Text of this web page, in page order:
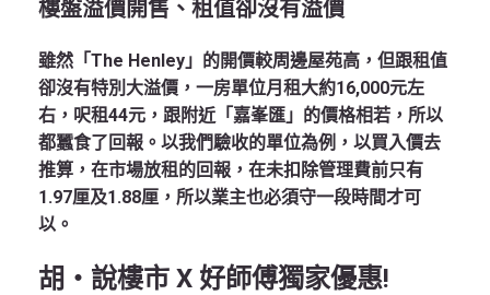
樓盤溢價開售、租值卻沒有溢價
雖然「The Henley」的開價較周邊屋苑高，但跟租值
卻沒有特別大溢價，一房單位月租大約16,000元左
右，呎租44元，跟附近「嘉峯匯」的價格相若，所以
都蠶食了回報。以我們驗收的單位為例，以買入價去
推算，在市場放租的回報，在未扣除管理費前只有
1.97厘及1.88厘，所以業主也必須守一段時間才可
以。
胡‧說樓市 X 好師傅獨家優惠!